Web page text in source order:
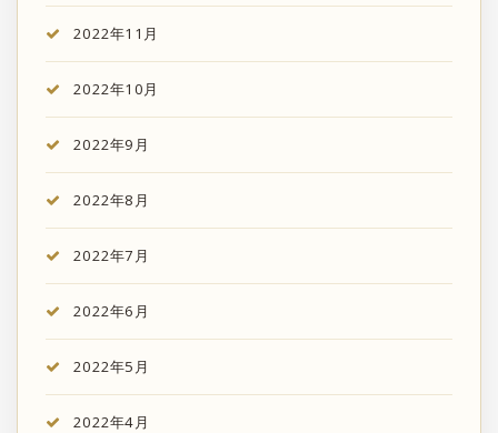
2022年11月
2022年10月
2022年9月
2022年8月
2022年7月
2022年6月
2022年5月
2022年4月